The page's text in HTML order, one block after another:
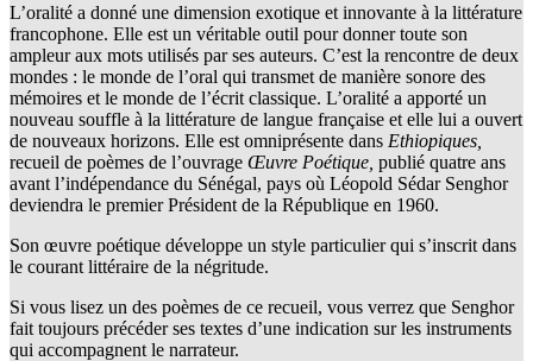
L’oralité a donné une dimension exotique et innovante à la littérature
francophone. Elle est un véritable outil pour donner toute son
ampleur aux mots utilisés par ses auteurs. C’est la rencontre de deux
mondes : le monde de l’oral qui transmet de manière sonore des
mémoires et le monde de l’écrit classique. L’oralité a apporté un
nouveau souffle à la littérature de langue française et elle lui a ouvert
de nouveaux horizons. Elle est omniprésente dans Ethiopiques
recueil de poèmes de l’ouvrage Œuvre Poétique publié quatre ans
avant l’indépendance du Sénégal, pays où Léopold Sédar Senghor
deviendra le premier Président de la République en 1960.
Son œuvre poétique développe un style particulier qui s’inscrit dans
le courant littéraire de la négritude.
Si vous lisez un des poèmes de ce recueil, vous verrez que Senghor
fait toujours précéder ses textes d’une indication sur les instruments
qui accompagnent le narrateur.